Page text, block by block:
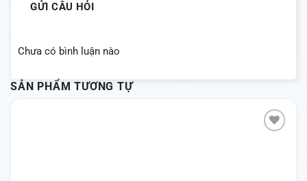
GỬI CÂU HỎI
Chưa có bình luận nào
SẢN PHẨM TƯƠNG TỰ